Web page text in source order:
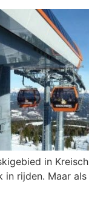
in
in rijden. Maar